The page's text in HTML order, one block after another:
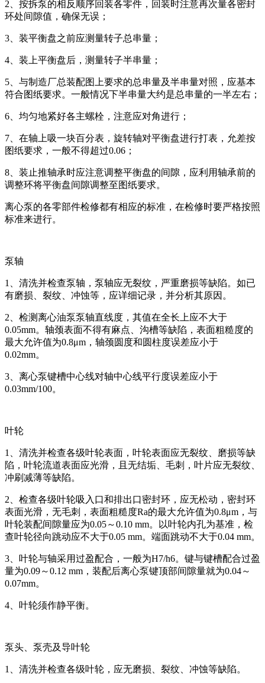
2、按拆泵的相反顺序回装各零件，回装时注意再次量各密封
环处间隙值，确保无误；
3、装平衡盘之前应测量转子总串量；
4、装上平衡盘后，测量转子半串量；
5、与制造厂总装配图上要求的总串量及半串量对照，应基本
符合图纸要求。一般情况下半串量大约是总串量的一半左右；
6、均匀地紧好各主螺栓，注意应对角进行；
7、在轴上吸一块百分表，旋转轴对平衡盘进行打表，允差按
图纸要求，一般不得超过0.06；
8、装止推轴承时应注意调整平衡盘的间隙，应利用轴承前的
调整环将平衡盘间隙调整至图纸要求。
离心泵的各零部件检修都有相应的标准，在检修时要严格按照
标准来进行。
泵轴
1、清洗并检查泵轴，泵轴应无裂纹，严重磨损等缺陷。如已
有磨损、裂纹、冲蚀等，应详细记录，并分析其原因。
2、检测离心油泵泵轴直线度，其值在全长上应不大于
0.05mm。轴颈表面不得有麻点、沟槽等缺陷，表面粗糙度的
最大允许值为0.8μm，轴颈圆度和圆柱度误差应小于
0.02mm。
3、离心泵键槽中心线对轴中心线平行度误差应小于
0.03mm/100。
叶轮
1、清洗并检查各级叶轮表面，叶轮表面应无裂纹、磨损等缺
陷，叶轮流道表面应光滑，且无结垢、毛刺，叶片应无裂纹、
冲刷减薄等缺陷。
2、检查各级叶轮吸入口和排出口密封环，应无松动，密封环
表面光滑，无毛刺，表面粗糙度Ra的最大允许值为0.8μm，与
叶轮装配间隙量应为0.05～0.10 mm。以叶轮内孔为基准，检
查叶轮径向跳动应不大于0.05 mm。端面跳动不大于0.04 mm。
3、叶轮与轴采用过盈配合，一般为H7/h6。键与键槽配合过盈
量为0.09～0.12 mm，装配后离心泵键顶部间隙量就为0.04～
0.07mm。
4、叶轮须作静平衡。
泵头、泵壳及导叶轮
1、清洗并检查各级叶轮，应无磨损、裂纹、冲蚀等缺陷。